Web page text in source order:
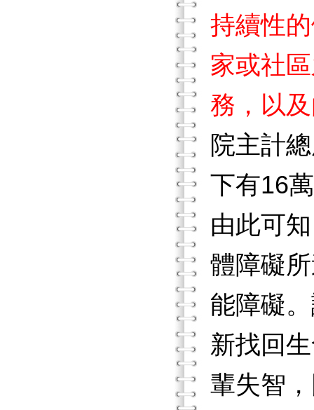
持續性
家或社
務，以
院主計
下有16
由此可
體障礙
能障礙
新找回
輩失智